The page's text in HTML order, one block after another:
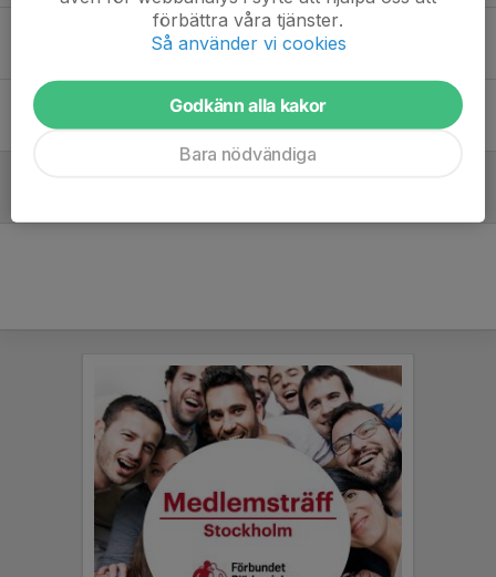
Äntligen är det dags för en aktivitet!
24 okt 2022 0
INBJUDAN TILL ÅRSMÖTE 2022
19 apr 2022 0
förbättra våra tjänster.
Så använder vi cookies
Godkänn alla kakor
Bara nödvändiga